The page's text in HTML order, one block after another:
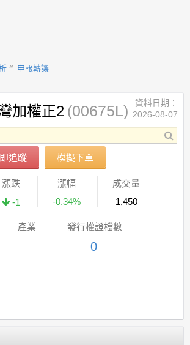
申報轉讓
加權正2 (00675L)
追蹤 模擬下單
資料日期：
2026-08-07
漲跌
-1
漲幅
-0.34%
成交量
1,450
產業 發行權證檔數
0